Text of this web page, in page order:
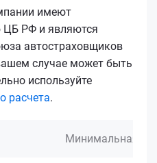
имеют
РФ и являются
автостраховщиков
случае может быть
используйте
расчета.
Минимальная